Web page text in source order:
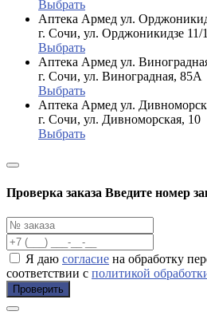
Выбрать
Аптека Армед ул.
г. Сочи, ул. Орджоникидзе 11/1
Выбрать
Аптека Армед ул.
г. Сочи, ул. Виноградная, 85А
Выбрать
Аптека Армед ул.
г. Сочи, ул. Дивноморская, 10
Выбрать
Проверка заказа Введите номер
Я даю согласие на обработку
соответствии с политикой
Проверить